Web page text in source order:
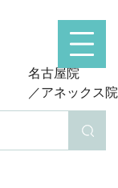
名古屋院
／アネックス院